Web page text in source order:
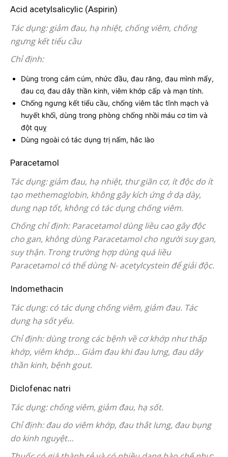
Acid acetylsalicylic (Aspirin)
Tác dụng: giảm đau, hạ nhiệt, chống viêm, chống
ngưng kết tiểu cầu
Chỉ định:
Dùng trong cảm cúm, nhức đầu, đau răng, đau mình mẩy,
đau cơ, đau dây thần kinh, viêm khớp cấp và mạn tính.
Chống ngưng kết tiểu cầu, chống viêm tắc tĩnh mạch và
huyết khối, dùng trong phòng chống nhồi máu cơ tim và
đột quỵ
Dùng ngoài có tác dụng trị nấm, hắc lào
Paracetamol
Tác dụng: giảm đau, hạ nhiệt, thư giãn cơ, ít độc do ít
tạo methemoglobin, không gây kích ứng ở dạ dày,
dung nạp tốt, không có tác dụng chống viêm.
Chống chỉ định: Paracetamol dùng liều cao gây độc
cho gan, không dùng Paracetamol cho người suy gan,
suy thận. Trong trường hợp dùng quá liều
Paracetamol có thể dùng N- acetylcystein để giải độc.
Indomethacin
Tác dụng: có tác dụng chống viêm, giảm đau. Tác
dụng hạ sốt yếu.
Chỉ định: dùng trong các bệnh về cơ khớp như thấp
khớp, viêm khớp… Giảm đau khi đau lưng, đau dây
thần kinh, bệnh gout.
Diclofenac natri
Tác dụng: chống viêm, giảm đau, hạ sốt.
Chỉ định: đau do viêm khớp, đau thắt lưng, đau bụng
do kinh nguyệt…